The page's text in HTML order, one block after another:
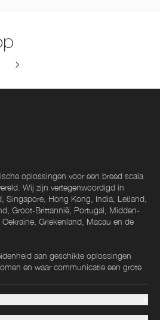
oplossingen voor een breed scala
Wij zijn vertegenwoordigd in
Singapore, Hong Kong, India, Letland,
Groot-Brittannië, Portugal, Midden-
Griekenland, Macau en de
aan geschikte oplossingen
en waar communicatie een grote